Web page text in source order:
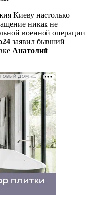
Киеву настолько
никак не
военной операции
заявил бывший
Анатолий
РЕКЛАМА • ООО СТРОИТЕЛЬНЫЙ ТОРГОВЫЙ ДОМ «ПЕТРОВИЧ». ИНН: 7802348846